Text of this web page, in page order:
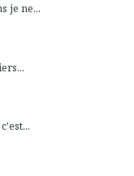
je ne...